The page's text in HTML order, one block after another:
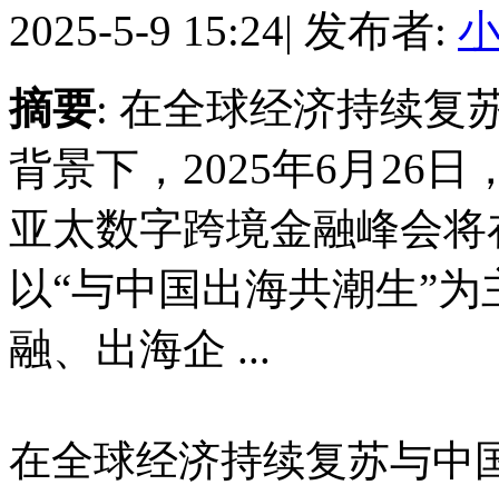
2025-5-9 15:24| 发布者:
摘要: 在全球经济持续复
背景下，2025年6月26日
亚太数字跨境金融峰会
以“与中国出海共潮生”
融、出海企 ...
在全球经济持续复苏与中